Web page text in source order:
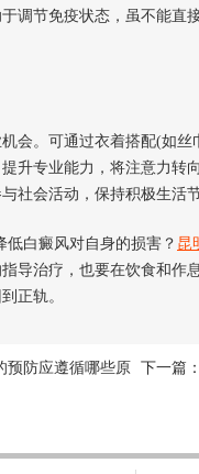
调节免疫状态，虽不能直
。可通过衣着搭配(如丝
升专业能力，将注意力转
社会活动，保持积极生活
白癜风对自身的损害？ 昆
导治疗，也要在饮食和作
正轨。
预防应遵循哪些原
下一篇：